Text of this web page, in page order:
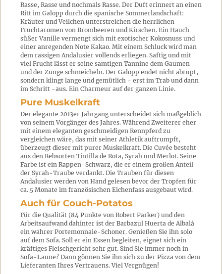
Rasse, Rasse und nochmals Rasse. Der Duft erinnert an einen
Ritt im Galopp durch die spanische Sommerlandschaft:
Kräuter und Veilchen unterstreichen die herrlichen
Fruchtaromen von Brombeeren und Kirschen. Ein Hauch
süßer Vanille vermengt sich mit exotischer Kokosnuss und
einer anregenden Note Kakao. Mit einem Schluck wird man
dem rassigen Andalusier vollends erliegen. Saftig und mit
viel Frucht lässt er seine samtigen Tannine dem Gaumen
und der Zunge schmeicheln. Der Galopp endet nicht abrupt,
sondern klingt lange und gemütlich - erst im Trab und dann
im Schritt -aus. Ein Charmeur auf der ganzen Linie.
Pure Muskelkraft
Der elegante 2013er Jahrgang unterscheidet sich maßgeblich
von seinem Vorgänger des Jahres. Während Zweiterer eher
mit einem eleganten geschmeidigen Rennpferd zu
vergleichen wäre, das mit seiner Athletik auftrumpft,
überzeugt dieser mit purer Muskelkraft. Die Cuvée besteht
aus den Rebsorten Tintilla de Rota, Syrah und Merlot. Seine
Farbe ist ein Rappen-Schwarz, die er einem großen Anteil
der Syrah-Traube verdankt. Die Trauben für diesen
Andalusier werden von Hand gelesen bevor der Tropfen für
ca. 5 Monate im französischen Eichenfass ausgebaut wird.
Auch für Couch-Potatos
Für die Qualität (84 Punkte von Robert Parker) und den
Arbeitsaufwand dahinter ist der Barbazul Huerta de Albalá
ein wahrer Portemonnaie-Schoner. Genießen Sie ihn solo
auf dem Sofa. Soll er ein Essen begleiten, eignet sich ein
kräftiges Fleischgericht sehr gut. Sind Sie immer noch in
Sofa-Laune? Dann gönnen Sie ihn sich zu der Pizza von dem
Lieferanten Ihres Vertrauens. Viel Vergnügen!